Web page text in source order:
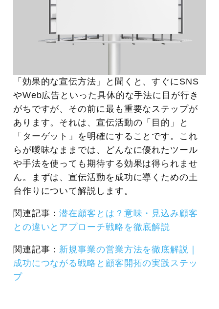
「効果的な宣伝方法」と聞くと、すぐにSNS
やWeb広告といった具体的な手法に目が行き
がちですが、その前に最も重要なステップが
あります。それは、宣伝活動の「目的」と
「ターゲット」を明確にすることです。これ
らが曖昧なままでは、どんなに優れたツール
や手法を使っても期待する効果は得られませ
ん。まずは、宣伝活動を成功に導くための土
台作りについて解説します。
関連記事：潜在顧客とは？意味・見込み顧客
との違いとアプローチ戦略を徹底解説
関連記事： 新規事業の営業方法を徹底解説｜
成功につながる戦略と顧客開拓の実践ステッ
プ